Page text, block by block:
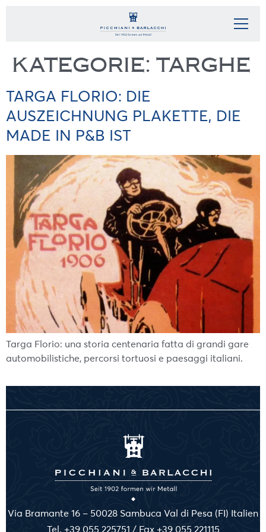
KATEGORIE: TARGHE
TARGA FLORIO: DIE
AUSZEICHNUNG PLAKETTE, DIE
MADE IN P&B IST
Targa Florio: una storia centenaria fatta di grandi gare
automobilistiche, percorsi tortuosi e paesaggi italiani.
Via Bramante 16 – 50028 Sambuca Val di Pesa (FI) Italien
Tel. +39 055 225751 / Fax +39 055 221115